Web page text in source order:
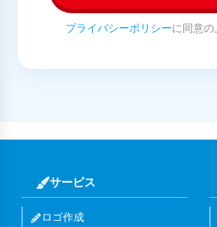
プライバシーポリシーに同意の
サービス
ロゴ作成